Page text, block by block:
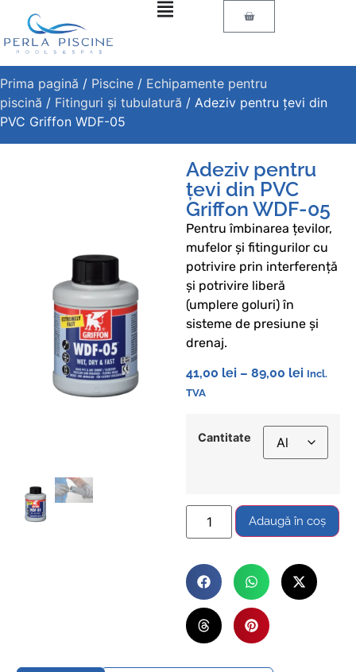
Prima pagină / Piscine / Echipamente pentru
piscină / Fitinguri și tubulatură / Adeziv pentru țevi din
PVC Griffon WDF-05
Adeziv pentru
țevi din PVC
Griffon WDF-05
Pentru îmbinarea țevilor,
mufelor și fitingurilor cu
potrivire prin interferență
și potrivire liberă
(umplere goluri) în
sisteme de presiune și
drenaj.
41,00 lei – 89,00 lei Incl.
TVA
Cantitate
Adaugă în coș